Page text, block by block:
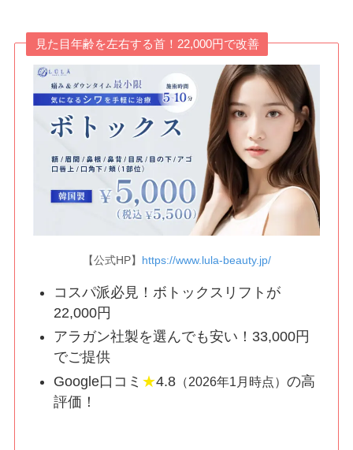
見た目年齢を左右する首！22,000円で改善
【公式HP】 https://www.lula-beauty.jp/
コスパ派必見！ボトックスリフトが
22,000円
アラガン社製を選んでも安い！33,000円
でご提供
Google口コミ ★4.8 （2026年1月時点）の高
評価！